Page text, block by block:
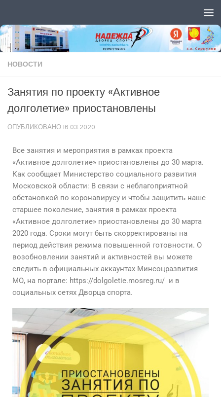
НОВОСТИ
Занятия по проекту «Активное
долголетие» приостановлены
ОПУБЛИКОВАНО16.03.2020
Все занятия и мероприятия в рамках проекта
«Активное долголетие» приостановлены до 30 марта.
Как сообщает Министерство социального развития
Московской области: В связи с неблагоприятной
обстановкой по коронавирусу и чтобы защитить наше
старшее поколение, занятия в рамках проекта
«Активное долголетие» приостановлены до 30 марта
2020 года. Сроки могут быть скорректированы на
период действия режима повышенной готовности. О
возобновлении занятий и активностей вы можете
следить в официальных аккаунтах Минсоцразвития
МО, на портале: https://dolgoletie.mosreg.ru/ и в
социальных сетях Дворца спорта.